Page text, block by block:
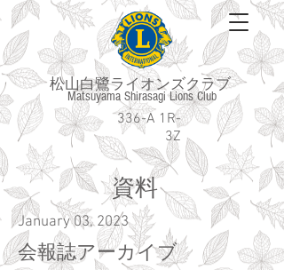
松山白鷺ライオンズクラブ
Matsuyama Shirasagi Lions Club
336-A 1R-
3Z
​資料
January 03, 2023
会報誌アーカイブ